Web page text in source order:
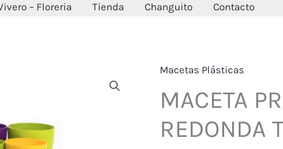
– Floreria Tienda Changuito Contacto
Macetas Plásticas
MACETA
REDONDA